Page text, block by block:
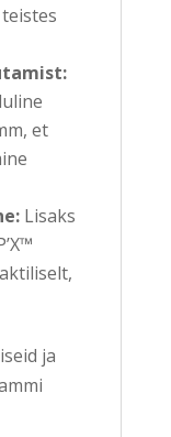
et
Lisaks
ja